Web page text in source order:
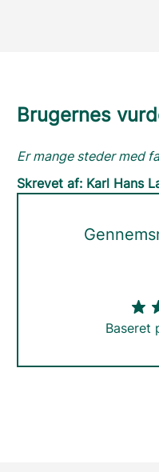
Brugernes
Er mange steder med
Skrevet af: Karl Hans
Baseret